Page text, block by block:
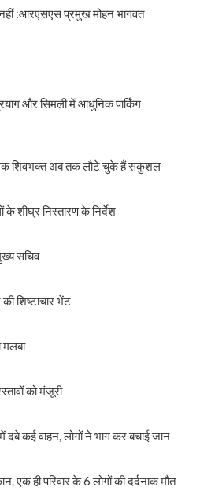
:आरएसएस प्रमुख मोहन भागवत
और सिमली में आधुनिक पार्किंग
शिवभक्त अब तक लौटे चुके हैं सकुशल
के शीघ्र निस्तारण के निर्देश
सचिव
शिष्टाचार भेंट
को मंजूरी
दबे कई वाहन, लोगों ने भाग कर बचाई जान
एक ही परिवार के 6 लोगों की दर्दनाक मौत